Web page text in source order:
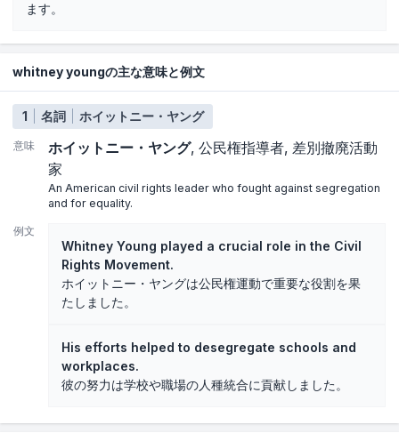
ます。
whitney youngの主な意味と例文
1 名詞 ホイットニー・ヤング
意味 ホイットニー・ヤング 公民権指導者 差別撤廃活動
家
An American civil rights leader who fought against segregation
and for equality.
例文
Whitney Young played a crucial role in the Civil
Rights Movement.
ホイットニー・ヤングは公民権運動で重要な役割を果
たしました。
His efforts helped to desegregate schools and
workplaces.
彼の努力は学校や職場の人種統合に貢献しました。